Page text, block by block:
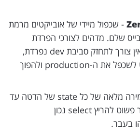
- שכפול מיידי של אובייקטים מרמת
שלם. מדהים לצורכי הפרדת
סביבת dev-prod. אין צורך לתחזק סביבת dev נפרדת,
אלא ע"פ צורך פשוט לשכפל את ה-production ולהפוך
- שמירה מלאה של כל state של הדטה עד
90 יום אחורה. אפשר פשוט להריץ select נכון